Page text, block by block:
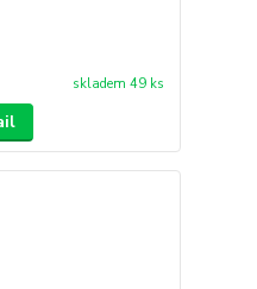
skladem 49 ks